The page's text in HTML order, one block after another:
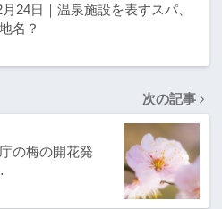
24日｜温泉施設を表すスパ、
名？
次の記事
の梅の開花発